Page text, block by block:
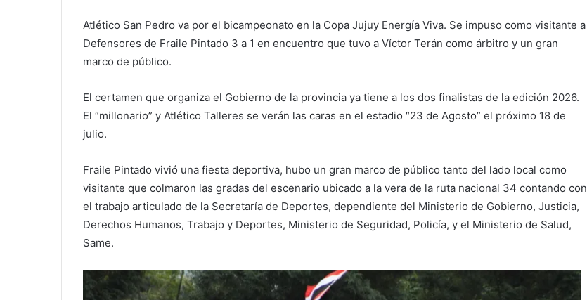
Atlético San Pedro va por el bicampeonato en la Copa Jujuy Energía Viva. Se impuso como visitante a
Defensores de Fraile Pintado 3 a 1 en encuentro que tuvo a Víctor Terán como árbitro y un gran
marco de público.
El certamen que organiza el Gobierno de la provincia ya tiene a los dos finalistas de la edición 2026.
El “millonario” y Atlético Talleres se verán las caras en el estadio “23 de Agosto” el próximo 18 de
julio.
Fraile Pintado vivió una fiesta deportiva, hubo un gran marco de público tanto del lado local como
visitante que colmaron las gradas del escenario ubicado a la vera de la ruta nacional 34 contando con
el trabajo articulado de la Secretaría de Deportes, dependiente del Ministerio de Gobierno, Justicia,
Derechos Humanos, Trabajo y Deportes, Ministerio de Seguridad, Policía, y el Ministerio de Salud,
Same.